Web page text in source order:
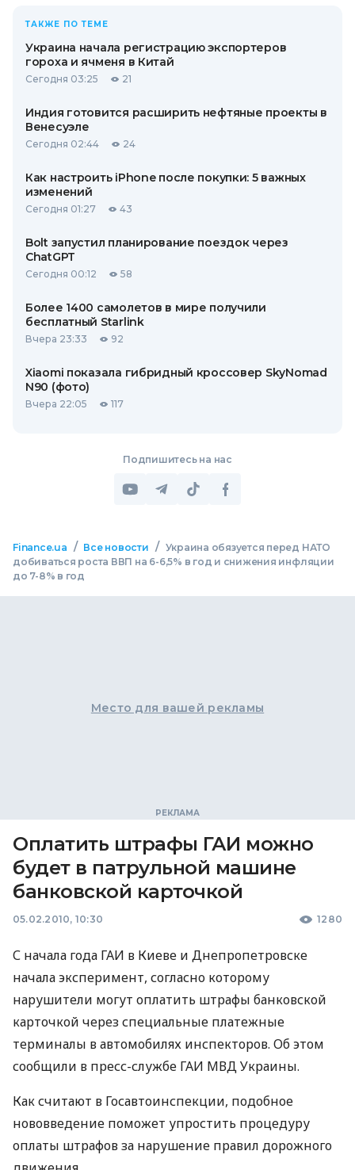
ТАКЖЕ ПО ТЕМЕ
Украина начала регистрацию экспортеров
гороха и ячменя в Китай
Сегодня 03:25 21
Индия готовится расширить нефтяные проекты в
Венесуэле
Сегодня 02:44 24
Как настроить iPhone после покупки: 5 важных
изменений
Сегодня 01:27 43
Bolt запустил планирование поездок через
ChatGPT
Сегодня 00:12 58
Более 1400 самолетов в мире получили
бесплатный Starlink
Вчера 23:33 92
Xiaomi показала гибридный кроссовер SkyNomad
N90 (фото)
Вчера 22:05 117
Подпишитесь на нас
Finance.ua / Все новости / Украина обязуется перед НАТО
добиваться роста ВВП на 6-6,5% в год и снижения инфляции
до 7-8% в год
Место для вашей рекламы
Оплатить штрафы ГАИ можно
будет в патрульной машине
банковской карточкой
05.02.2010, 10:30 1280
С начала года ГАИ в Киеве и Днепропетровске
начала эксперимент, согласно которому
нарушители могут оплатить штрафы банковской
карточкой через специальные платежные
терминалы в автомобилях инспекторов. Об этом
сообщили в пресс-службе ГАИ МВД Украины.
Как считают в Госавтоинспекции, подобное
нововведение поможет упростить процедуру
оплаты штрафов за нарушение правил дорожного